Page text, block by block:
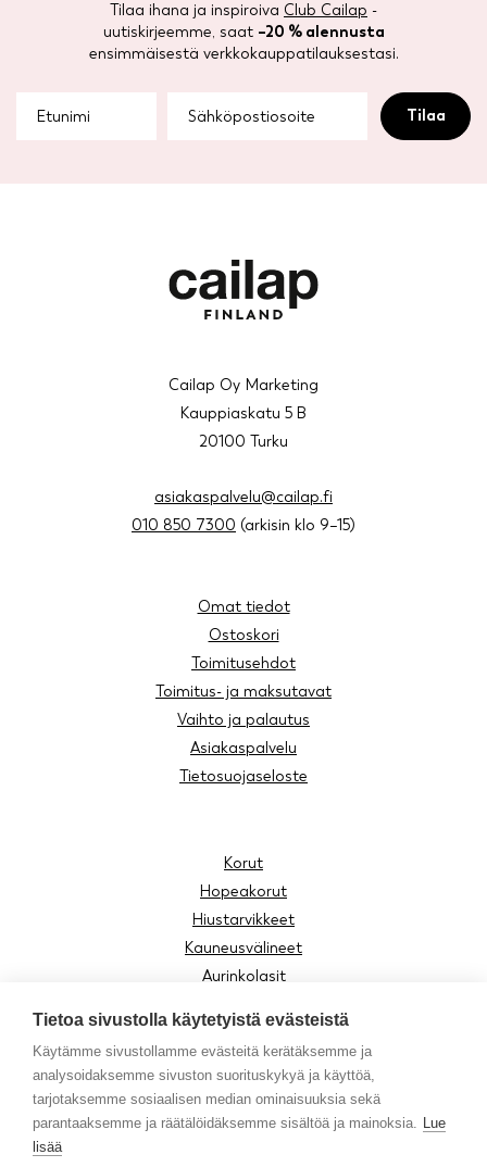
Tilaa ihana ja inspiroiva Club Cailap -
uutiskirjeemme, saat –20 % alennusta
ensimmäisestä verkkokauppatilauksestasi.
Cailap Oy Marketing
Kauppiaskatu 5 B
20100 Turku
asiakaspalvelu@cailap.fi
010 850 7300 (arkisin klo 9–15)
Omat tiedot
Ostoskori
Toimitusehdot
Toimitus- ja maksutavat
Vaihto ja palautus
Asiakaspalvelu
Tietosuojaseloste
Korut
Hopeakorut
Hiustarvikkeet
Kauneusvälineet
Aurinkolasit
Lasten tuotteet
Asusteet
Moomin by Cailap
Vinkit
Tietoa sivustolla käytetyistä evästeistä
Käytämme sivustollamme evästeitä kerätäksemme ja
analysoidaksemme sivuston suorituskykyä ja käyttöä,
tarjotaksemme sosiaalisen median ominaisuuksia sekä
parantaaksemme ja räätälöidäksemme sisältöä ja mainoksia. Lue
lisää